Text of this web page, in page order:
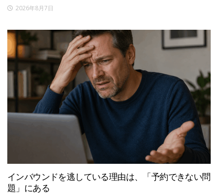
2026年8月7日
インバウンドを逃している理由は、「予約できない問
題」にある